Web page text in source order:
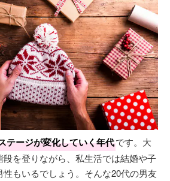
テージが変化していく年代です。大
を登りながら、私生活では結婚や子
もいるでしょう。そんな20代の男友